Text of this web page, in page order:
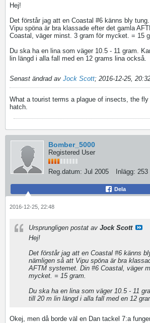
Hej!
Det förstår jag att en Coastal #6 känns bly
Vipu spöna är bra klassade efter det gamla
Coastal, väger minst. 3 gram för mycket. = 15
Du ska ha en lina som väger 10.5 - 11 gram.
lin längd i alla fall med en 12 grams lina också.
Senast ändrad av Jock Scott; 2016-12-25,
What a tourist terms a plague of insects, the
hatch.
Bomber_5000
Registered User
Reg.datum: Jul 2005 Inlägg: 253
Dela
2016-12-25, 22:48
Ursprungligen postat av Jock Scott
Hej!
Det förstår jag att en Coastal #6 känns
nämligen så att Vipu spöna är bra
AFTM systemet. Din #6 Coastal, väger
mycket. = 15 gram.
Du ska ha en lina som väger 10.5 - 11
till 20 m lin längd i alla fall med en 12
Okej, men då borde väl en Dan tackel 7:a